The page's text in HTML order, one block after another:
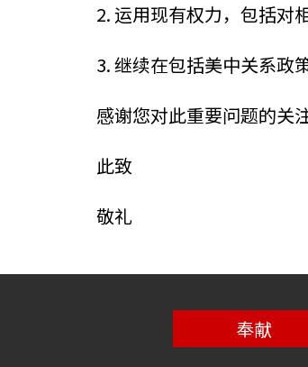
2. 运用现有权力，包括对
3. 继续在包括美中关系政
感谢您对此重要问题的关注
此致
敬礼
奉献